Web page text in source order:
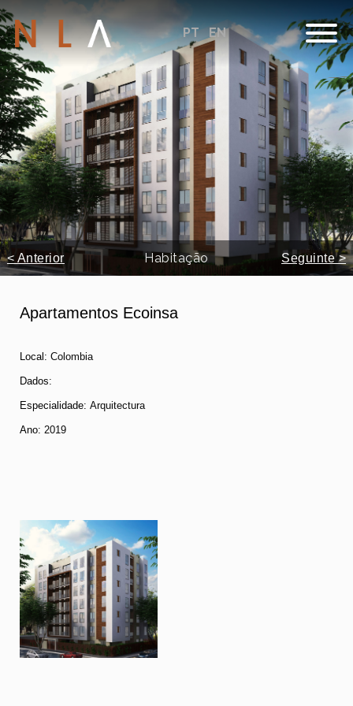
PT EN
< Anterior Seguinte >
Habitação
Apartamentos Ecoinsa
Local: Colombia
Dados:
Especialidade: Arquitectura
Ano: 2019